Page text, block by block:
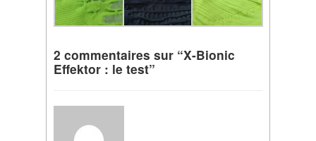
2 commentaires sur “X-Bionic
Effektor : le test”